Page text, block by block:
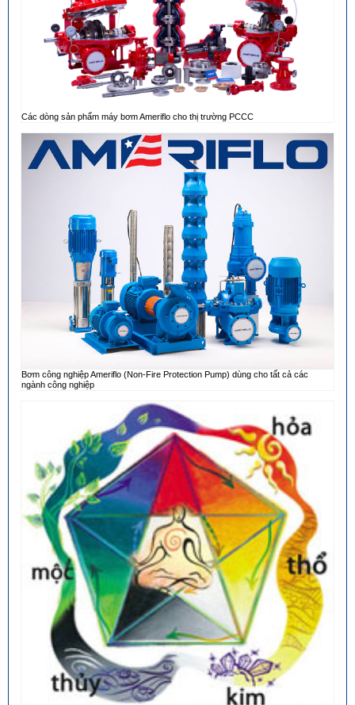
Các dòng sản phẩm máy bơm Ameriflo cho thị trường PCCC
Bơm công nghiệp Ameriflo (Non-Fire Protection Pump) dùng cho tất cả các
ngành công nghiệp